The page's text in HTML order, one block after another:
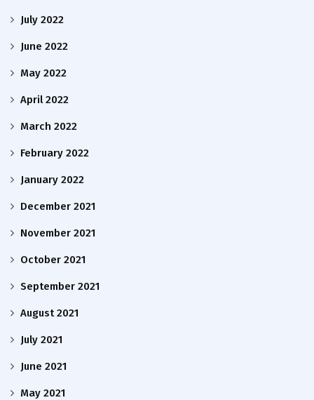
July 2022
June 2022
May 2022
April 2022
March 2022
February 2022
January 2022
December 2021
November 2021
October 2021
September 2021
August 2021
July 2021
June 2021
May 2021